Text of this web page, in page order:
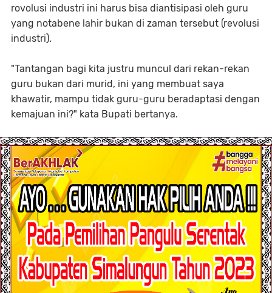
rovolusi industri ini harus bisa diantisipasi oleh guru
yang notabene lahir bukan di zaman tersebut (revolusi
industri).
"Tantangan bagi kita justru muncul dari rekan-rekan
guru bukan dari murid, ini yang membuat saya
khawatir, mampu tidak guru-guru beradaptasi dengan
kemajuan ini?" kata Bupati bertanya.